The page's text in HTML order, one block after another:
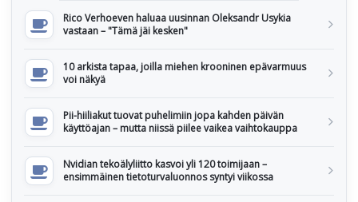
Rico Verhoeven haluaa uusinnan Oleksandr Usykia
vastaan – "Tämä jäi kesken"
10 arkista tapaa, joilla miehen krooninen epävarmuus
voi näkyä
Pii-hiiliakut tuovat puhelimiin jopa kahden päivän
käyttöajan – mutta niissä piilee vaikea vaihtokauppa
Nvidian tekoälyliitto kasvoi yli 120 toimijaan –
ensimmäinen tietoturvaluonnos syntyi viikossa